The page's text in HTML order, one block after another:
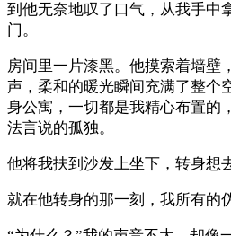
到他无奈地叹了口气，从我手中
门。
房间里一片漆黑。他摸索着墙壁
声，柔和的暖光瞬间充满了整个
身公寓，一切都是我精心布置的
法言说的孤独。
他将我扶到沙发上坐下，转身想
就在他转身的那一刻，我所有的